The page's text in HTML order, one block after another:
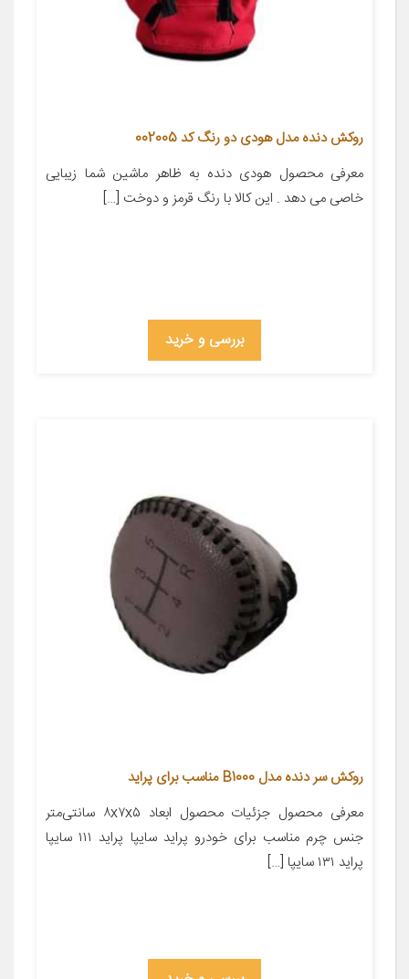
روکش دنده مدل هودی دو رنگ کد 002005
معرفی محصول هودی دنده به ظاهر ماشین شما زیبایی
خاصی می دهد . این کالا با رنگ قرمز و دوخت […]
بررسی و خرید
روکش سر دنده مدل B1000 مناسب برای پراید
معرفی محصول جزئیات محصول ابعاد ۸x۷x۵ سانتی‌متر
جنس چرم مناسب برای خودرو پراید سایپا پراید ۱۱۱ سایپا
پراید ۱۳۱ سایپا […]